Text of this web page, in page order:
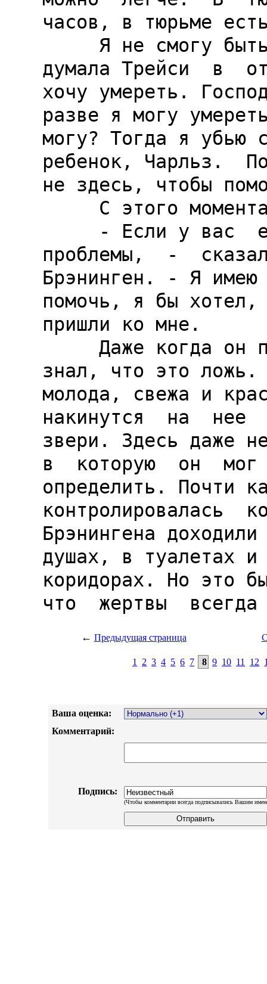
← Предыдущая страница
1 2 3 4 5 6 7 8 9 10 11 12
Ваша оценка:
Комментарий:
Подпись:
(Чтобы комментарии всегда подписывались Вашим